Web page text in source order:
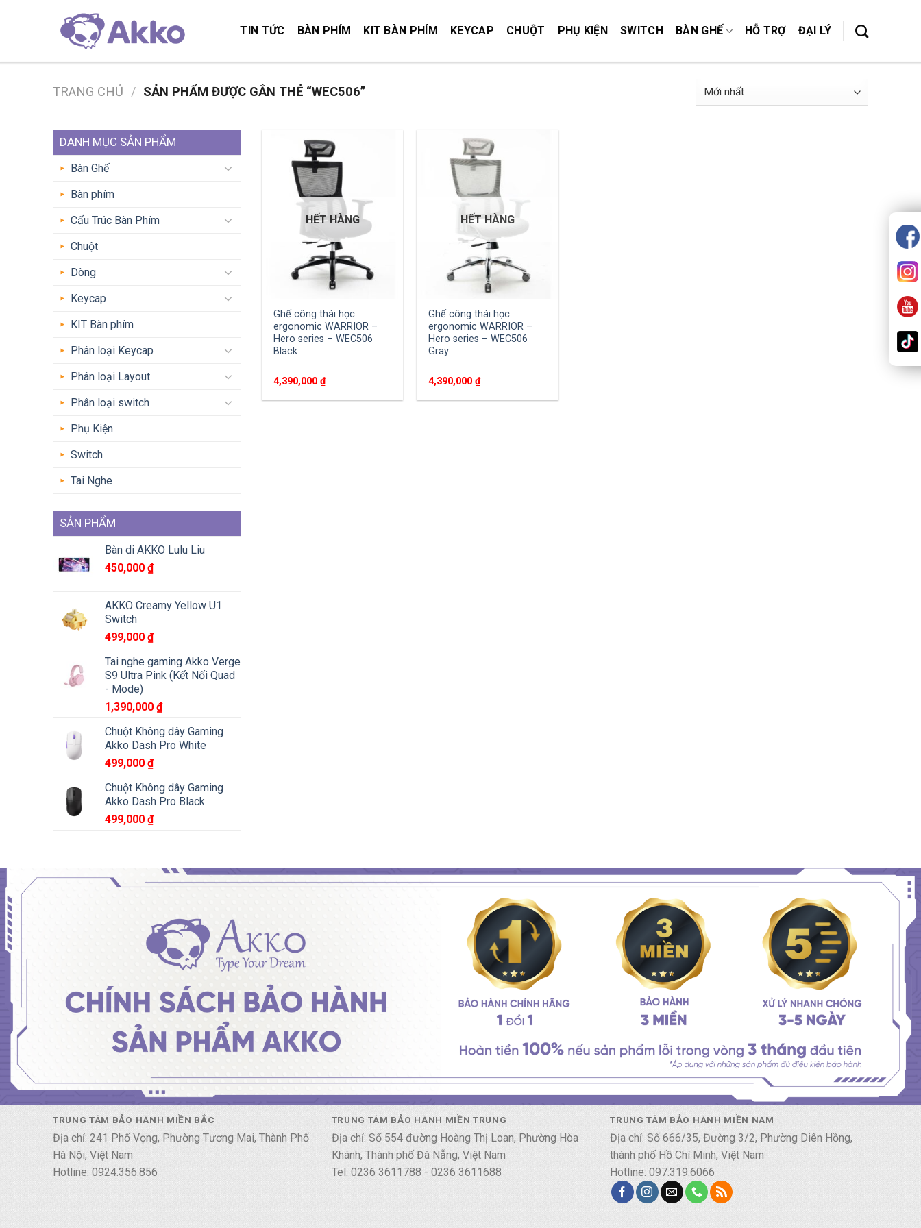
TIN TỨC BÀN PHÍM KIT BÀN PHÍM KEYCAP CHUỘT PHỤ KIỆN SWITCH BÀN GHẾ HỖ TRỢ ĐẠI LÝ
TRANG CHỦ / SẢN PHẨM ĐƯỢC GẮN THẺ “WEC506”
DANH MỤC SẢN PHẨM
Bàn Ghế
Bàn phím
Cấu Trúc Bàn Phím
Chuột
Dòng
Keycap
KIT Bàn phím
Phân loại Keycap
Phân loại Layout
Phân loại switch
Phụ Kiện
Switch
Tai Nghe
SẢN PHẨM
Bàn di AKKO Lulu Liu
450,000 ₫
AKKO Creamy Yellow U1
Switch
499,000 ₫
Tai nghe gaming Akko Verge
S9 Ultra Pink (Kết Nối Quad
- Mode)
1,390,000 ₫
Chuột Không dây Gaming
Akko Dash Pro White
499,000 ₫
Chuột Không dây Gaming
Akko Dash Pro Black
499,000 ₫
HẾT HÀNG
Ghế công thái học
ergonomic WARRIOR –
Hero series – WEC506
Black
4,390,000₫
HẾT HÀNG
Ghế công thái học
ergonomic WARRIOR –
Hero series – WEC506
Gray
4,390,000₫
TRUNG TÂM BẢO HÀNH MIỀN BẮC
Địa chỉ: 241 Phố Vọng, Phường Tương Mai, Thành Phố
Hà Nội, Việt Nam
Hotline: 0924.356.856
TRUNG TÂM BẢO HÀNH MIỀN TRUNG
Địa chỉ: Số 554 đường Hoàng Thị Loan, Phường Hòa
Khánh, Thành phố Đà Nẵng, Việt Nam
Tel: 0236 3611788 - 0236 3611688
TRUNG TÂM BẢO HÀNH MIỀN NAM
Địa chỉ: Số 666/35, Đường 3/2, Phường Diên Hồng,
thành phố Hồ Chí Minh, Việt Nam
Hotline: 097.319.6066